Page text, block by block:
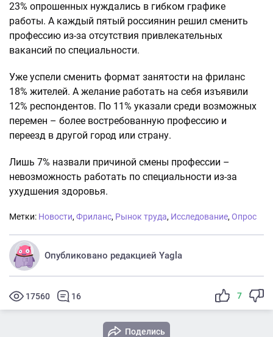
23% опрошенных нуждались в гибком графике
работы. А каждый пятый россиянин решил сменить
профессию из-за отсутствия привлекательных
вакансий по специальности.
Уже успели сменить формат занятости на фриланс
18% жителей. А желание работать на себя изъявили
12% респондентов. По 11% указали среди возможных
перемен – более востребованную профессию и
переезд в другой город или страну.
Лишь 7% назвали причиной смены профессии –
невозможность работать по специальности из-за
ухудшения здоровья.
Метки: Новости, Фриланс, Рынок труда, Исследование, Опрос
Опубликовано редакцией Yagla
17560 16 7
Поделись